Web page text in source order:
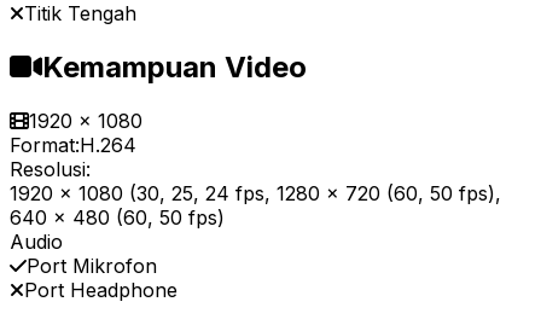
Titik Tengah
Kemampuan Video
1920 x 1080
Format:H.264
Resolusi:
1920 x 1080 (30, 25, 24 fps, 1280 x 720 (60, 50 fps),
640 x 480 (60, 50 fps)
Audio
Port Mikrofon
Port Headphone